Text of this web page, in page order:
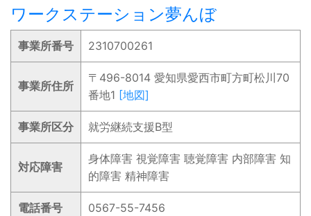
ワークステーション夢んぼ
事業所番号 2310700261
事業所住所
〒496-8014 愛知県愛西市町方町松川70
番地1 [地図]
事業所区分 就労継続支援B型
対応障害
身体障害 視覚障害 聴覚障害 内部障害 知
的障害 精神障害
電話番号 0567-55-7456